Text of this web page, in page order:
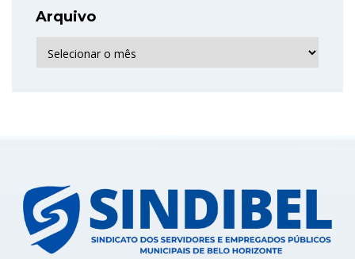
Arquivo
Arquivo